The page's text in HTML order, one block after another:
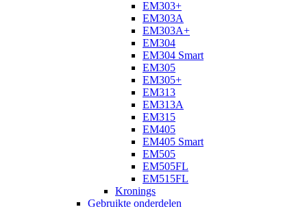
EM303+
EM303A
EM303A+
EM304
EM304 Smart
EM305
EM305+
EM313
EM313A
EM315
EM405
EM405 Smart
EM505
EM505FL
EM515FL
Kronings
Gebruikte onderdelen